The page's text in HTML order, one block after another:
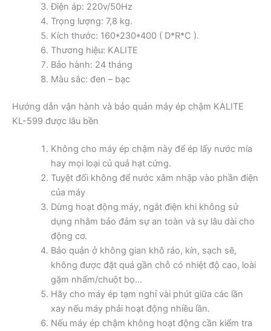
Điện áp: 220v/50Hz
Trọng lượng: 7,8 kg.
Kích thước: 160*230*400 ( D*R*C ).
Thương hiệu: KALITE
Bảo hành: 24 tháng
Màu sắc: đen – bạc
Hướng dẫn vận hành và bảo quản máy ép chậm KALITE
KL-599 được lâu bền
Không cho máy ép chậm này để ép lấy nước mía
hay mọi loại củ quả hạt cứng.
Tuyệt đối không để nước xâm nhập vào phần điện
của máy
Dừng hoạt động máy, ngắt điện khi không sử
dụng nhằm bảo đảm sự an toàn và sự lâu dài cho
động cơ.
Bảo quản ở không gian khô ráo, kín, sạch sẽ,
không được đặt quá gần chỗ có nhiệt độ cao, loài
gặm nhấm/chuột bọ…
Hãy cho máy ép tạm nghỉ vài phút giữa các lần
xay nếu máy phải hoạt động nhiều lần.
Nếu máy ép chậm không hoạt động cần kiểm tra